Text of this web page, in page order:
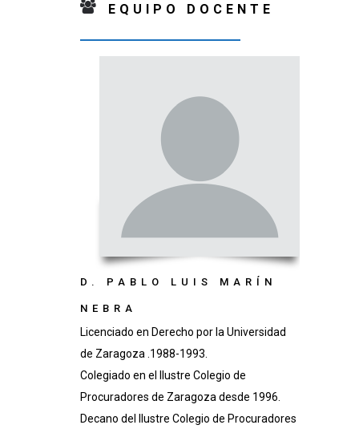
EQUIPO DOCENTE
D. PABLO LUIS MARÍN
NEBRA
Licenciado en Derecho por la Universidad
de Zaragoza .1988-1993.
Colegiado en el Ilustre Colegio de
Procuradores de Zaragoza desde 1996.
Decano del Ilustre Colegio de Procuradores